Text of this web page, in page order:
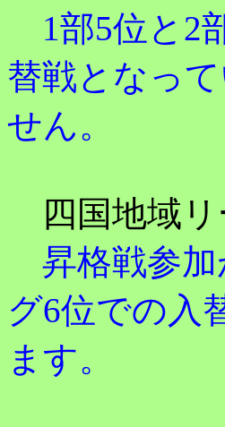
1部5位と2
替戦となっ
せん。
四国地域リ
昇格戦参加
グ6位での入
ます。